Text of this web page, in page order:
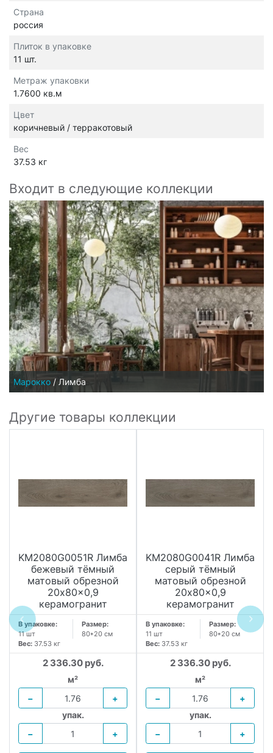
Страна
россия
Плиток в упаковке
11 шт.
Метраж упаковки
1.7600 кв.м
Цвет
коричневый / терракотовый
Вес
37.53 кг
Входит в следующие коллекции
Марокко / Лимба
Другие товары коллекции
KM2080G0051R Лимба
бежевый тёмный
матовый обрезной
20x80x0,9
керамогранит
В упаковке:
11 шт
Размер:
80*20 см
Вес: 37.53 кг
2 336.30 руб.
м²
−
+
упак.
−
+
KM2080G0041R Лимба
серый тёмный
матовый обрезной
20x80x0,9
керамогранит
В упаковке:
11 шт
Размер:
80*20 см
Вес: 37.53 кг
2 336.30 руб.
м²
−
+
упак.
−
+